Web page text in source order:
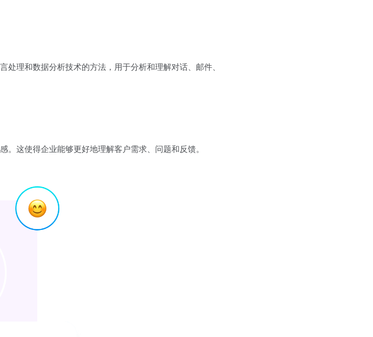
理和数据分析技术的方法，用于分析和理解对话、邮件、
这使得企业能够更好地理解客户需求、问题和反馈。